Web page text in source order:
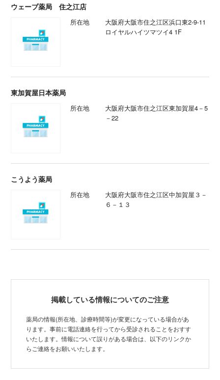
ウェーブ薬局 住之江店
所在地
大阪府大阪市住之江区浜口東2-9-11
ロイヤルハイツマツイ4 1F
東加賀屋日本薬局
所在地
大阪府大阪市住之江区東加賀屋4－5
－22
こうよう薬局
所在地
大阪府大阪市住之江区中加賀屋３－
６－１３
掲載している情報についてのご注意
薬局の情報(所在地、診療時間等)が変更になっている場合があ
ります。事前に電話連絡を行ってから受診されることをおすす
いたします。情報について誤りがある場合は、以下のリンクか
らご連絡をお願いいたします。